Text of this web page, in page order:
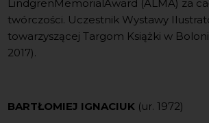
LindgrenMemorialAward (ALMA) za
twórczości. Uczestnik Wystawy
towarzyszącej Targom Książki w
2017).
BARTŁOMIEJ IGNACIUK (ur. 1972)